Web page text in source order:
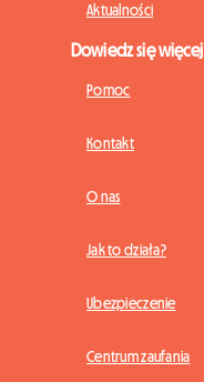
Aktualności
Dowiedz się więcej
Pomoc
Kontakt
O nas
Jak to działa?
Ubezpieczenie
Centrum zaufania